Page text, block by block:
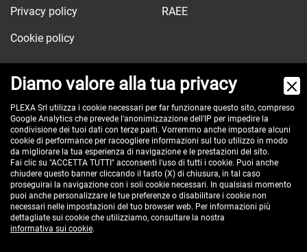
Via dell'Orologio, 103
40037 Sasso Marconi (BO) - ITALY
Tel:+390516517911
Pec:plexa@pec.it
VAT id: IT00582201208
Reg. Imp. BO e C.F. 02485560375
REA 296635 - cap. soc. € 100.000 i.v.
Privacy policy RAEE
Cookie policy
Diamo valore alla tua privacy
PLEXA Srl utilizza i cookie necessari per far funzionare questo sito, compreso
Google Analytics che prevede l'anonimizzazione dell'IP per impedire la
condivisione dei tuoi dati con terze parti. Vorremmo anche impostare alcuni
cookie di performance per racoogliere informazioni sul tuo utilizzo in modo
da migliorare la tua esperienza di navigazione e le prestazioni del sito.
Fai clic su "ACCETTA TUTTI" acconsenti l'uso di tutti i cookie. Puoi anche
chiudere questo banner cliccando il tasto (X) di chiusura, in tal caso
proseguirai la navigazione con i soli cookie necessari. In qualsiasi momento
puoi anche personalizzare le tue preferenze o disabilitare i cookie non
necessari nelle impostazioni del tuo browser web. Per informazioni più
dettagliate sui cookie che utilizziamo, consultare la nostra
informativa sui cookie.